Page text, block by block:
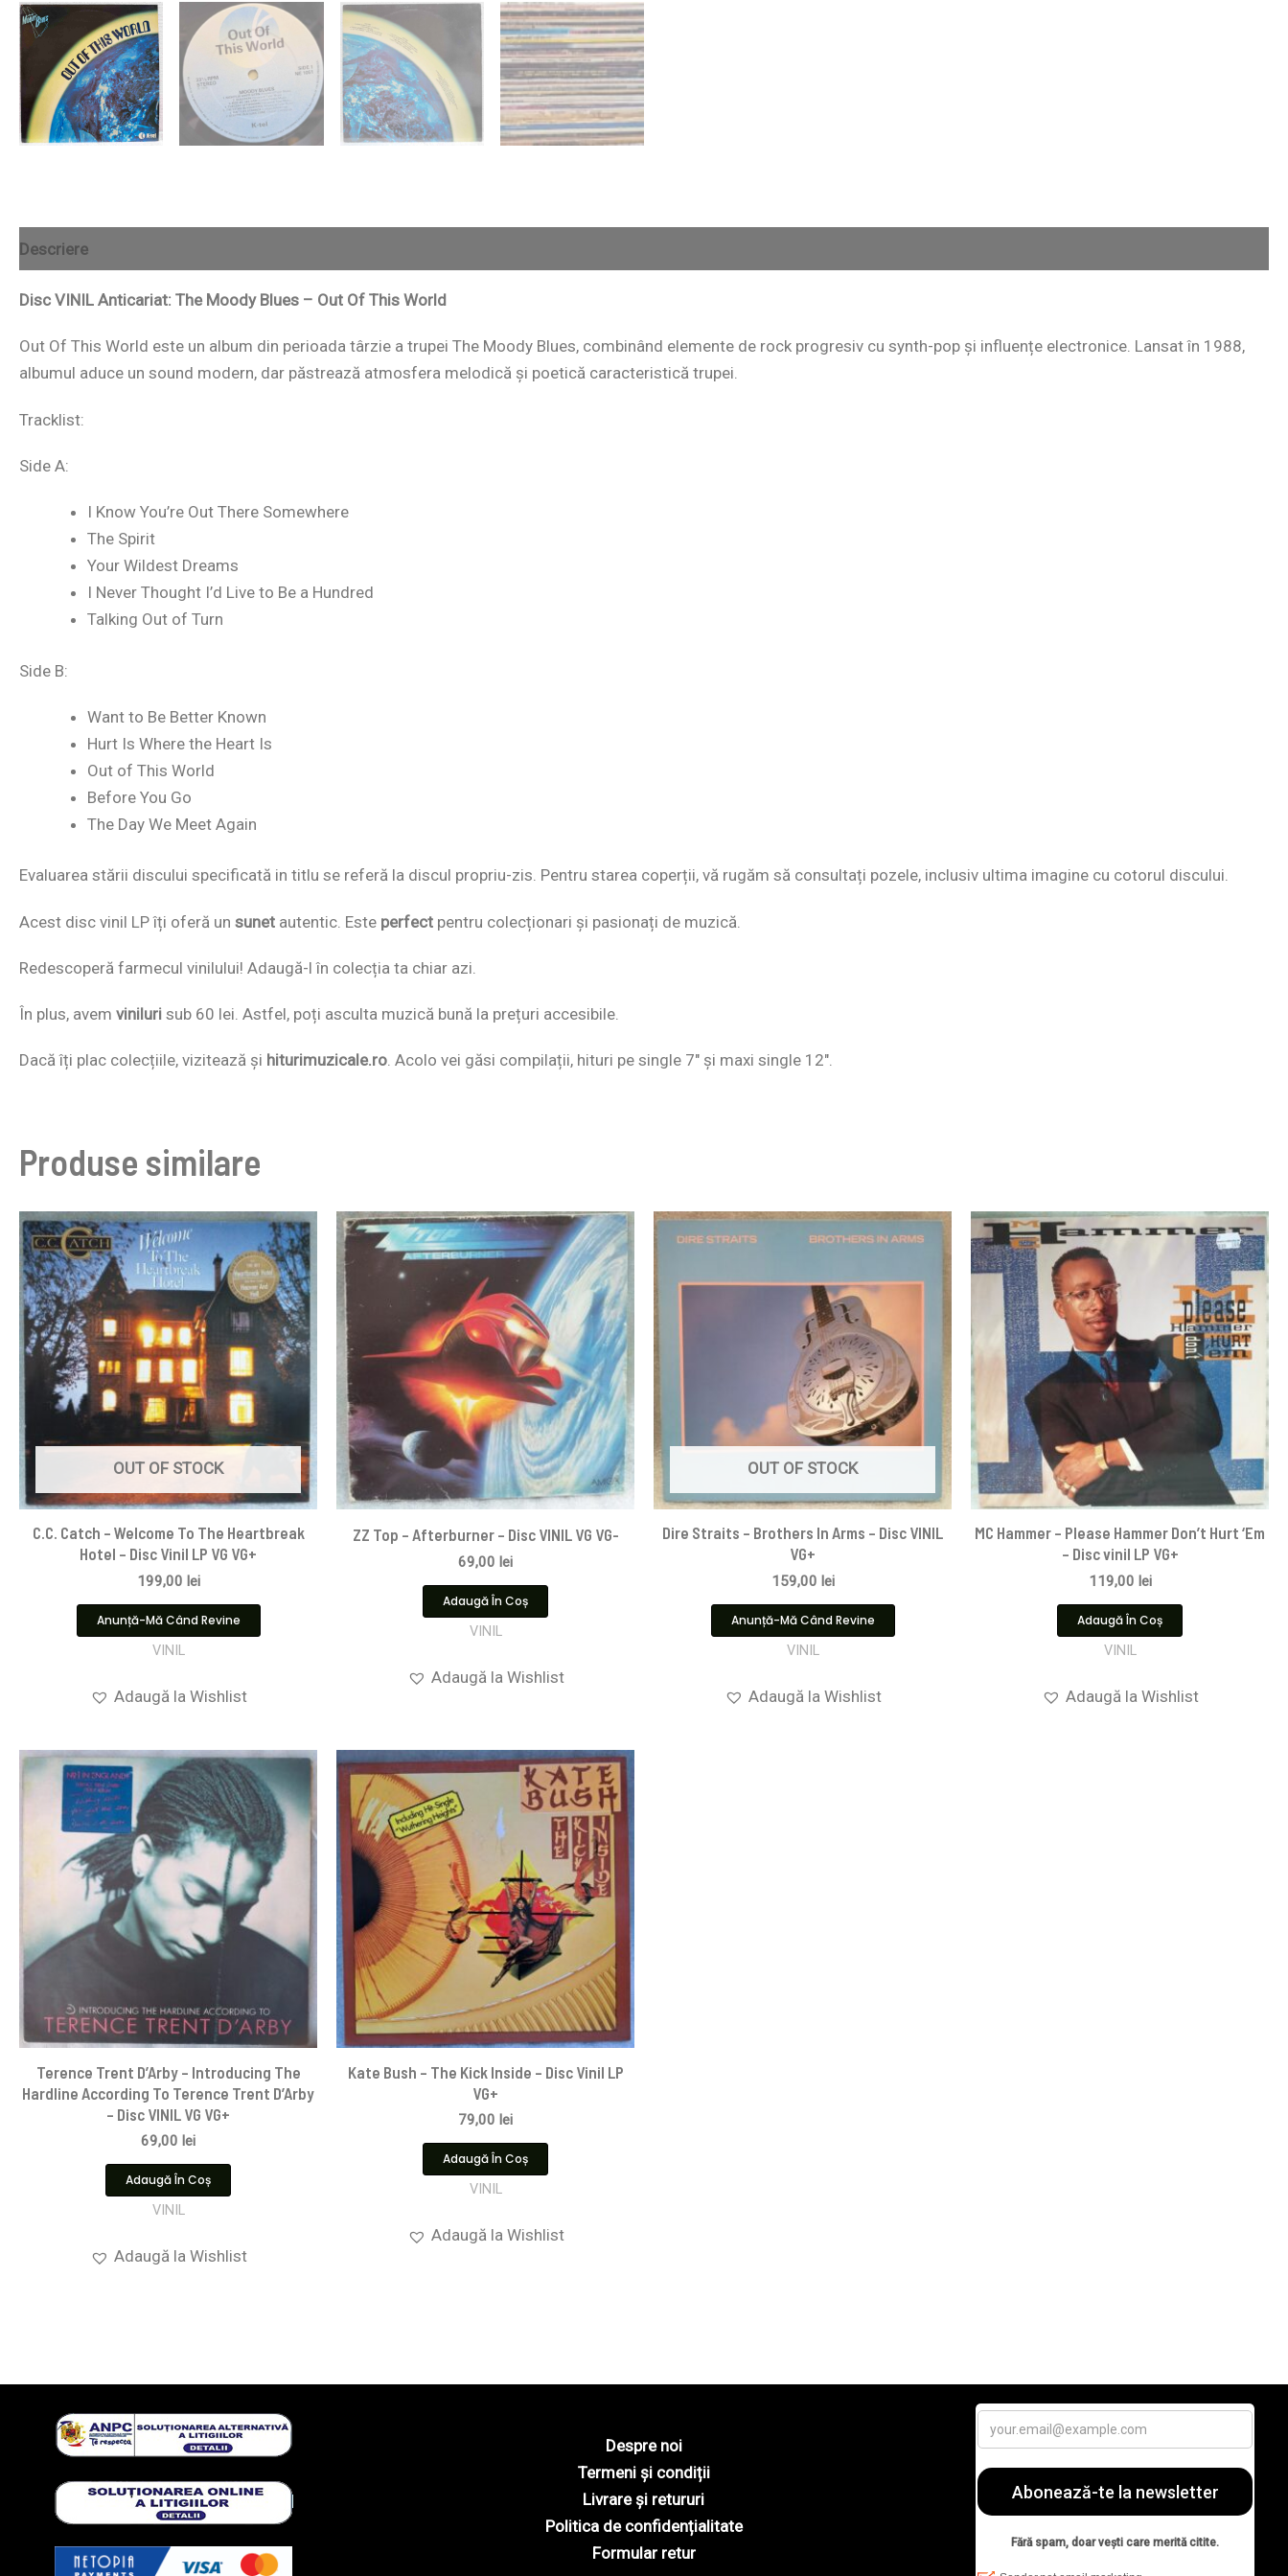
Descriere
Disc VINIL Anticariat: The Moody Blues – Out Of This World
Out Of This World este un album din perioada târzie a trupei The Moody Blues, combinând elemente de rock progresiv cu synth-pop și influențe electronice. Lansat în 1988,
albumul aduce un sound modern, dar păstrează atmosfera melodică și poetică caracteristică trupei.
Tracklist:
Side A:
I Know You’re Out There Somewhere
The Spirit
Your Wildest Dreams
I Never Thought I’d Live to Be a Hundred
Talking Out of Turn
Side B:
Want to Be Better Known
Hurt Is Where the Heart Is
Out of This World
Before You Go
The Day We Meet Again
Evaluarea stării discului specificată in titlu se referă la discul propriu-zis. Pentru starea coperții, vă rugăm să consultați pozele, inclusiv ultima imagine cu cotorul discului.
Acest disc vinil LP îți oferă un sunet autentic. Este perfect pentru colecționari și pasionați de muzică.
Redescoperă farmecul vinilului! Adaugă-l în colecția ta chiar azi.
În plus, avem viniluri sub 60 lei. Astfel, poți asculta muzică bună la prețuri accesibile.
Dacă îți plac colecțiile, vizitează și hiturimuzicale.ro. Acolo vei găsi compilații, hituri pe single 7″ și maxi single 12″.
Produse similare
OUT OF STOCK
C.C. Catch – Welcome To The Heartbreak
Hotel – Disc Vinil LP VG VG+
199,00 lei
Anunță-Mă Când Revine
VINIL
Adaugă la Wishlist
ZZ Top – Afterburner – Disc VINIL VG VG-
69,00 lei
Adaugă În Coș
VINIL
Adaugă la Wishlist
OUT OF STOCK
Dire Straits ‎– Brothers In Arms – Disc VINIL
VG+
159,00 lei
Anunță-Mă Când Revine
VINIL
Adaugă la Wishlist
MC Hammer – Please Hammer Don’t Hurt ‘Em
– Disc vinil LP VG+
119,00 lei
Adaugă În Coș
VINIL
Adaugă la Wishlist
Terence Trent D’Arby – Introducing The
Hardline According To Terence Trent D’Arby
– Disc VINIL VG VG+
69,00 lei
Adaugă În Coș
VINIL
Adaugă la Wishlist
Kate Bush – The Kick Inside – Disc Vinil LP
VG+
79,00 lei
Adaugă În Coș
VINIL
Adaugă la Wishlist
Despre noi
Termeni și condiții
Livrare și retururi
Politica de confidențialitate
Formular retur